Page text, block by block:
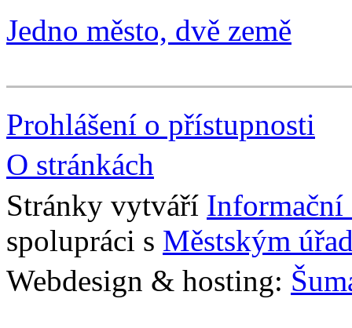
Jedno město, dvě země
Prohlášení o přístupnosti
O stránkách
Stránky vytváří Informační
spolupráci s Městským
Webdesign & hosting: